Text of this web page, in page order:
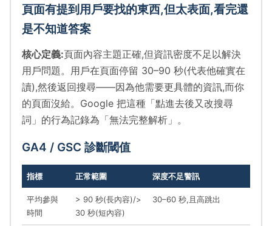
頁面有提到用戶要找的東西,但太表面,看完還
是不知道答案
核心定義:頁面內容主題正確,但資訊密度不足以解決
用戶問題。用戶在頁面停留 30–90 秒(代表他確實在
讀),然後返回搜尋——因為他需要更具體的資訊,而你
的頁面沒給。Google 把這種「點進去後又改搜尋
詞」的行為記錄為「無法完整解析」。
GA4 / GSC 診斷閾值
指標 正常範圍 深度不足警訊
平均參與
時間
> 90 秒(長內容)/>
30 秒(短內容)
30–60 秒,且高跳出